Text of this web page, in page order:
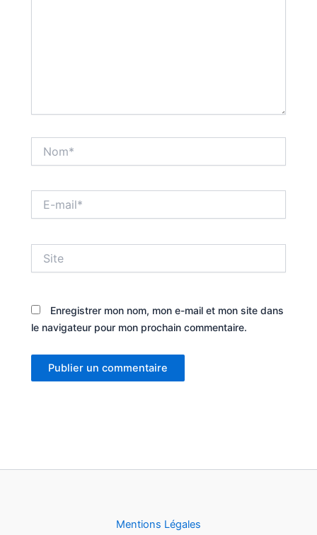
mail*
Enregistrer mon nom, mon e-mail et mon site dans
le navigateur pour mon prochain commentaire.
Mentions Légales